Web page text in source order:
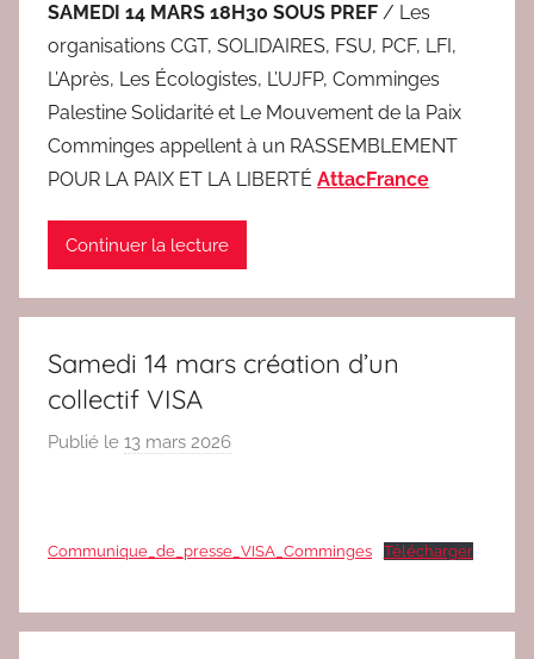
e
d
a
c
2
SAMEDI 14 MARS 18H30 SOUS PREF / Les
organisations CGT, SOLIDAIRES, FSU, PCF, LFI,
L’Après, Les Écologistes, L’UJFP, Comminges
Palestine Solidarité et Le Mouvement de la Paix
Comminges appellent à un RASSEMBLEMENT
POUR LA PAIX ET LA LIBERTÉ AttacFrance
Continuer la lecture
Samedi 14 mars création d’un
collectif VISA
Publié le 13 mars 2026
e
a
Communique_de_presse_VISA_Comminges Télécharger